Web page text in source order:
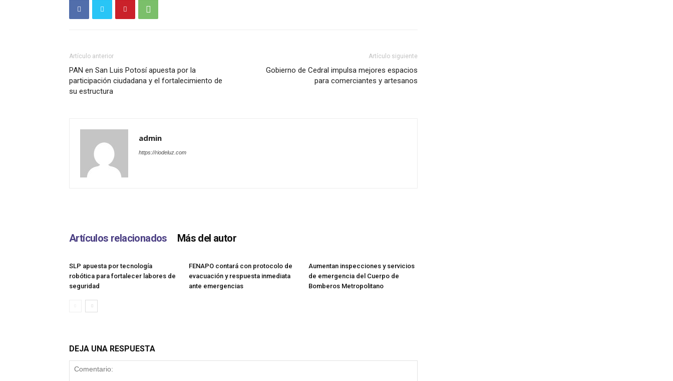
Artículo anterior
PAN en San Luis Potosí apuesta por la
participación ciudadana y el fortalecimiento de
su estructura
Artículo siguiente
Gobierno de Cedral impulsa mejores espacios
para comerciantes y artesanos
admin
https://riodeluz.com
Artículos relacionados Más del autor
SLP apuesta por tecnología
robótica para fortalecer labores de
seguridad
FENAPO contará con protocolo de
evacuación y respuesta inmediata
ante emergencias
Aumentan inspecciones y servicios
de emergencia del Cuerpo de
Bomberos Metropolitano
DEJA UNA RESPUESTA